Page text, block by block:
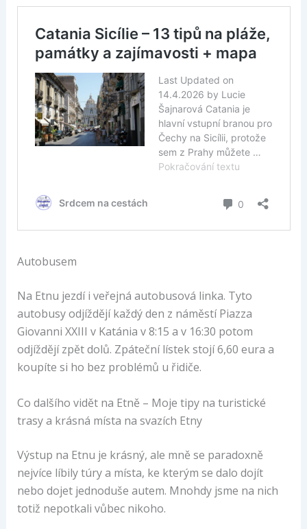
Autobusem
Na Etnu jezdí i veřejná autobusová linka. Tyto
autobusy odjíždějí každý den z náměstí Piazza
Giovanni XXIII v Katánia v 8:15 a v 16:30 potom
odjíždějí zpět dolů. Zpáteční lístek stojí 6,60 eura a
koupíte si ho bez problémů u řidiče.
Co dalšího vidět na Etně – Moje tipy na turistické
trasy a krásná místa na svazích Etny
Výstup na Etnu je krásný, ale mně se paradoxně
nejvíce líbily túry a místa, ke kterým se dalo dojít
nebo dojet jednoduše autem. Mnohdy jsme na nich
totiž nepotkali vůbec nikoho.